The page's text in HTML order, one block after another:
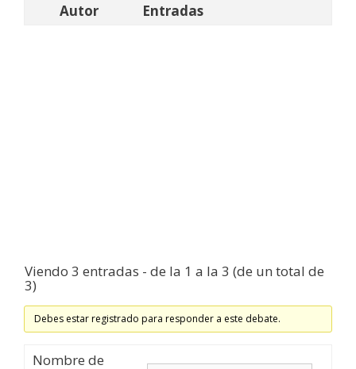
Autor
Entradas
Viendo 3 entradas - de la 1 a la 3 (de un total de
3)
Debes estar registrado para responder a este debate.
Nombre de